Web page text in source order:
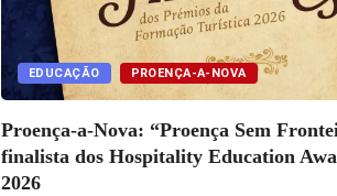
EDUCAÇÃO PROENÇA-A-NOVA
Proença-a-Nova: “Proença Sem
finalista dos Hospitality Education
2026